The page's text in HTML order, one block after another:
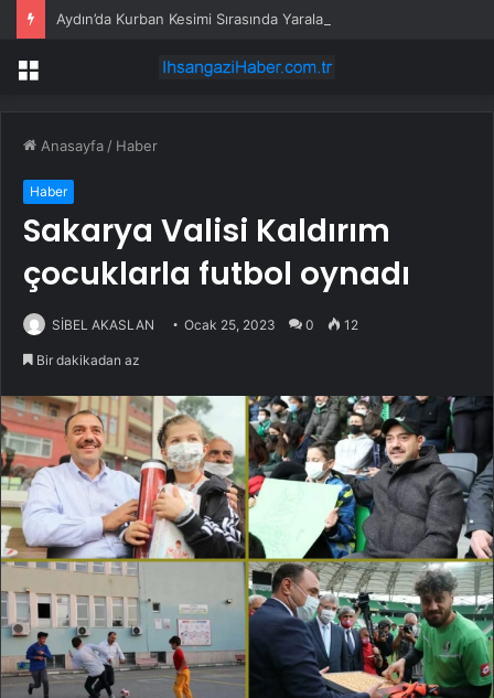
Aydın’da Kurban Kesimi Sırasında Yaralanmalar
Menü
Anasayfa / Haber
Haber
Sakarya Valisi Kaldırım
çocuklarla futbol oynadı
SİBEL AKASLAN Ocak 25, 2023 0 12
Bir dakikadan az